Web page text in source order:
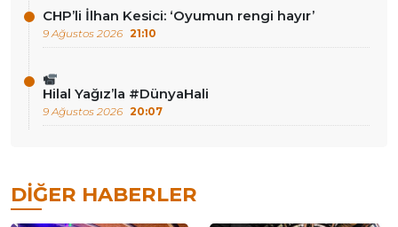
CHP’li İlhan Kesici: ‘Oyumun rengi hayır’
9 Ağustos 2026 21:10
Hilal Yağız’la #DünyaHali
9 Ağustos 2026 20:07
DIĞER HABERLER